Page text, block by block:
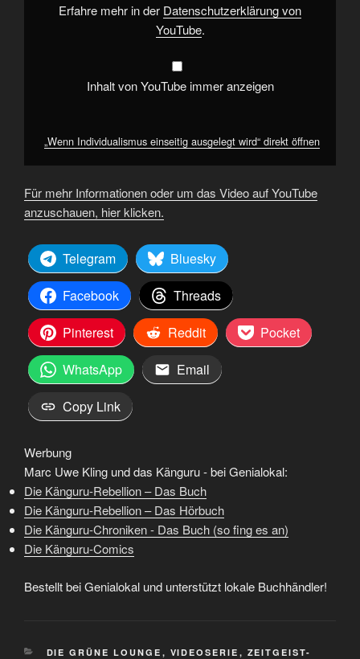
Erfahre mehr in der Datenschutzerklärung von
YouTube.
Inhalt von YouTube immer anzeigen
„Wenn Individualismus einseitig ausgelegt wird“ direkt öffnen
Für mehr Informationen oder um das Video auf YouTube
anzuschauen, hier klicken.
Telegram
Bluesky
Facebook
Threads
Pinterest
Reddit
Pocket
WhatsApp
Email
Copy Link
Werbung
Marc Uwe Kling und das Känguru - bei Genialokal:
Die Känguru-Rebellion – Das Buch
Die Känguru-Rebellion – Das Hörbuch
Die Känguru-Chroniken - Das Buch (so fing es an)
Die Känguru-Comics
Bestellt bei Genialokal und unterstützt lokale Buchhändler!
KATEGORIEN
DIE GRÜNE LOUNGE , VIDEOSERIE , ZEITGEIST-